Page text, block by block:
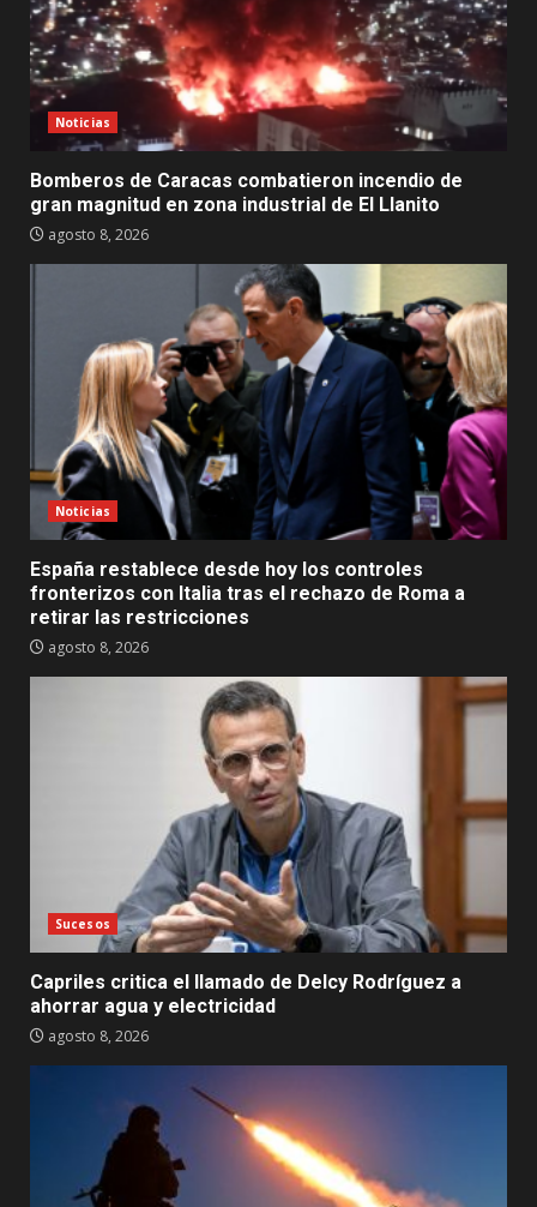
Noticias
Bomberos de Caracas combatieron incendio de
gran magnitud en zona industrial de El Llanito
agosto 8, 2026
Noticias
España restablece desde hoy los controles
fronterizos con Italia tras el rechazo de Roma a
retirar las restricciones
agosto 8, 2026
Sucesos
Capriles critica el llamado de Delcy Rodríguez a
ahorrar agua y electricidad
agosto 8, 2026